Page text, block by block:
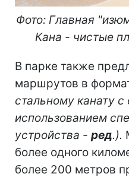
Фото: Главная
Кана - чистые
В парке также
маршрутов в
стальному канату
использованием
устройства - ред.).
более одного
более 200 метров